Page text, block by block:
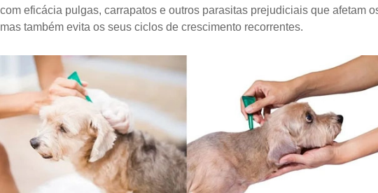
eficácia pulgas, carrapatos e outros parasitas prejudiciais que afetam
também evita os seus ciclos de crescimento recorrentes.